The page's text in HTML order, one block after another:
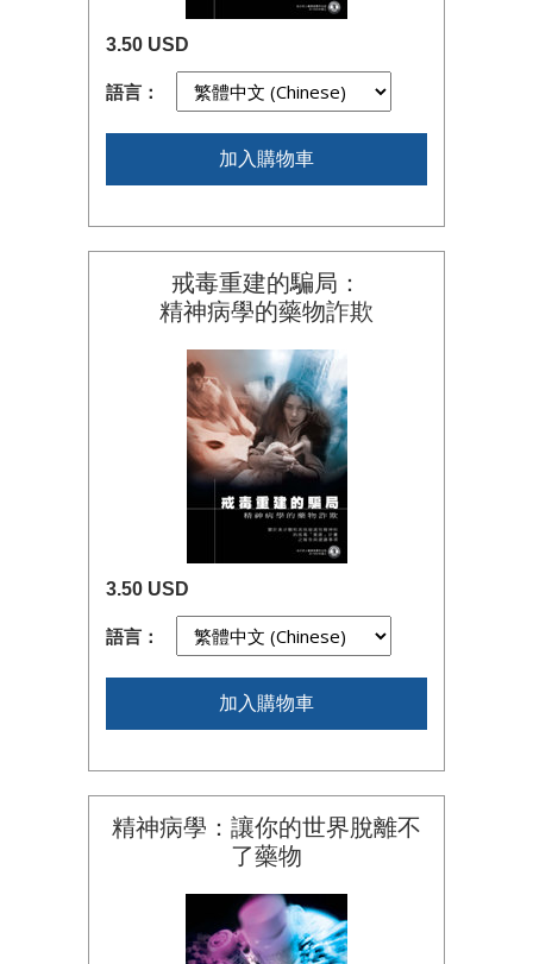
3.50 USD
語言：
加入購物車
戒毒重建的騙局：
精神病學的藥物詐欺
3.50 USD
語言：
加入購物車
精神病學：讓你的世界脫離不
了藥物